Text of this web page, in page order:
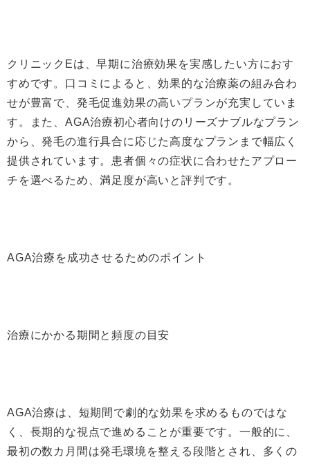
クリニックEは、早期に治療効果を実感したい方におす
すめです。口コミによると、効果的な治療薬の組み合わ
せが豊富で、発毛促進効果の高いプランが充実していま
す。また、AGA治療初心者向けのリーズナブルなプラン
から、発毛の進行具合に応じた高度なプランまで幅広く
提供されています。患者個々の症状に合わせたアプロー
チを選べるため、満足度が高いと評判です。
AGA治療を成功させるためのポイント
治療にかかる期間と頻度の目安
AGA治療は、短期間で劇的な効果を求めるものではな
く、長期的な視点で進めることが重要です。一般的に、
最初の数カ月間は発毛環境を整える段階とされ、多くの